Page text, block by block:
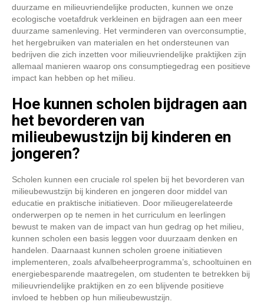
duurzame en milieuvriendelijke producten, kunnen we onze
ecologische voetafdruk verkleinen en bijdragen aan een meer
duurzame samenleving. Het verminderen van overconsumptie,
het hergebruiken van materialen en het ondersteunen van
bedrijven die zich inzetten voor milieuvriendelijke praktijken zijn
allemaal manieren waarop ons consumptiegedrag een positieve
impact kan hebben op het milieu.
Hoe kunnen scholen bijdragen aan
het bevorderen van
milieubewustzijn bij kinderen en
jongeren?
Scholen kunnen een cruciale rol spelen bij het bevorderen van
milieubewustzijn bij kinderen en jongeren door middel van
educatie en praktische initiatieven. Door milieugerelateerde
onderwerpen op te nemen in het curriculum en leerlingen
bewust te maken van de impact van hun gedrag op het milieu,
kunnen scholen een basis leggen voor duurzaam denken en
handelen. Daarnaast kunnen scholen groene initiatieven
implementeren, zoals afvalbeheerprogramma’s, schooltuinen en
energiebesparende maatregelen, om studenten te betrekken bij
milieuvriendelijke praktijken en zo een blijvende positieve
invloed te hebben op hun milieubewustzijn.